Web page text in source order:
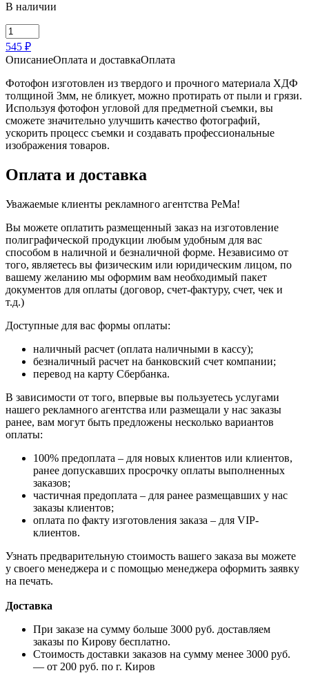
В наличии
Количество
товара
Фотофон
угловой
545 ₽
ОписаниеОплата и доставкаОплата
Фотофон изготовлен из твердого и прочного материала ХДФ
толщиной 3мм, не бликует, можно протирать от пыли и грязи.
Используя фотофон угловой для предметной съемки, вы
сможете значительно улучшить качество фотографий,
ускорить процесс съемки и создавать профессиональные
изображения товаров.
Оплата и доставка
Уважаемые клиенты рекламного агентства PeMa!
Вы можете оплатить размещенный заказ на изготовление
полиграфической продукции любым удобным для вас
способом в наличной и безналичной форме. Независимо от
того, являетесь вы физическим или юридическим лицом, по
вашему желанию мы оформим вам необходимый пакет
документов для оплаты (договор, счет-фактуру, счет, чек и
т.д.)
Доступные для вас формы оплаты:
наличный расчет (оплата наличными в кассу);
безналичный расчет на банковский счет компании;
перевод на карту Сбербанка.
В зависимости от того, впервые вы пользуетесь услугами
нашего рекламного агентства или размещали у нас заказы
ранее, вам могут быть предложены несколько вариантов
оплаты:
100% предоплата – для новых клиентов или клиентов,
ранее допускавших просрочку оплаты выполненных
заказов;
частичная предоплата – для ранее размещавших у нас
заказы клиентов;
оплата по факту изготовления заказа – для VIP-
клиентов.
Узнать предварительную стоимость вашего заказа вы можете
у своего менеджера и с помощью менеджера оформить заявку
на печать.
Доставка
При заказе на сумму больше 3000 руб. доставляем
заказы по Кирову бесплатно.
Стоимость доставки заказов на сумму менее 3000 руб.
— от 200 руб. по г. Киров